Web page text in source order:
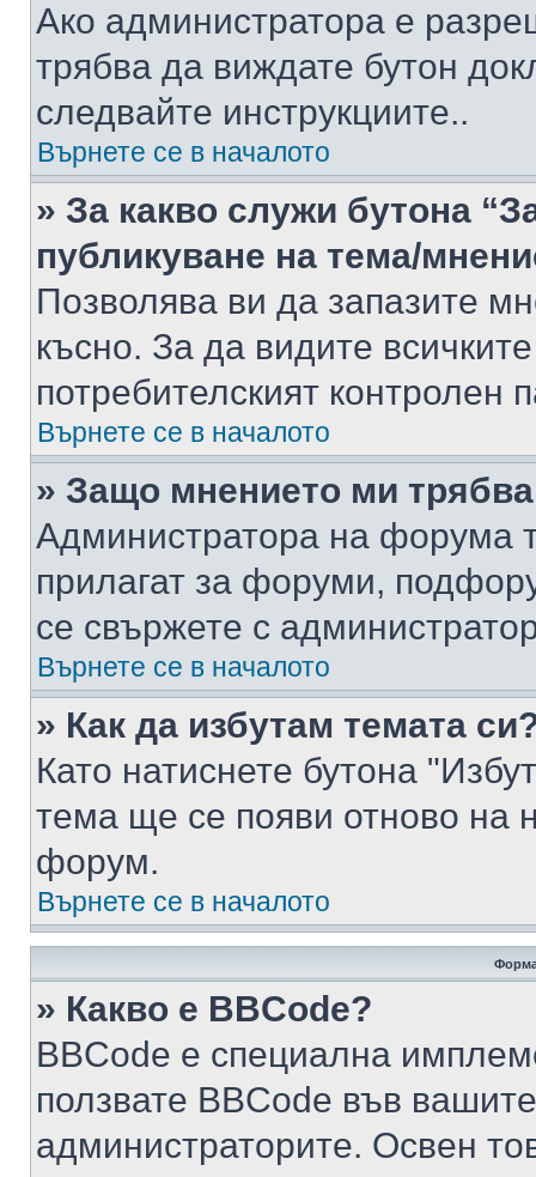
Ако администратора е
трябва да виждате бутон
следвайте инструкциите..
Върнете се в началото
» За какво служи бутона
публикуване на тема/
Позволява ви да запазите
късно. За да видите
потребителският контролен
Върнете се в началото
» Защо мнението ми
Администратора на форума
прилагат за форуми,
се свържете с
Върнете се в началото
» Как да избутам темата
Като натиснете бутона
тема ще се появи отново на
форум.
Върнете се в началото
» Какво е BBCode?
BBCode е специална
ползвате BBCode във
администраторите. Освен